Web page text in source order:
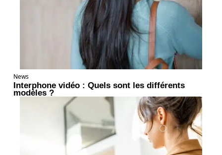
News
Interphone vidéo : Quels sont les différents
modèles ?